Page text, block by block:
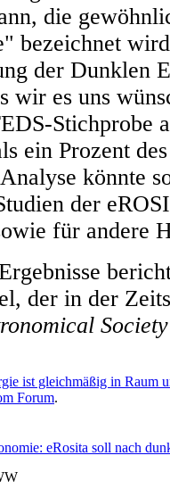
die
bezeichnet
der Dunklen
wir es uns
Stichprobe
ein Prozent
könnte
der
für andere
der in der
Society
ist gleichmäßig in Raum
Forum.
eRosita soll nach